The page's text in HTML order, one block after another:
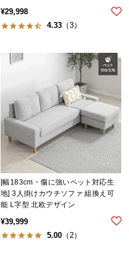
¥29,998
4.33 （3）
[幅183cm・傷に強いペット対応生
地] 3人掛けカウチソファ 組換え可
能 L字型 北欧デザイン
¥39,999
5.00 （2）